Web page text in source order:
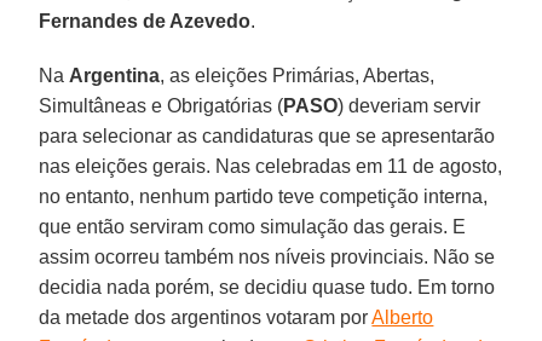
Fernandes de Azevedo.
Na Argentina, as eleições Primárias, Abertas,
Simultâneas e Obrigatórias (PASO) deveriam servir
para selecionar as candidaturas que se apresentarão
nas eleições gerais. Nas celebradas em 11 de agosto,
no entanto, nenhum partido teve competição interna,
que então serviram como simulação das gerais. E
assim ocorreu também nos níveis provinciais. Não se
decidia nada porém, se decidiu quase tudo. Em torno
da metade dos argentinos votaram porAlberto